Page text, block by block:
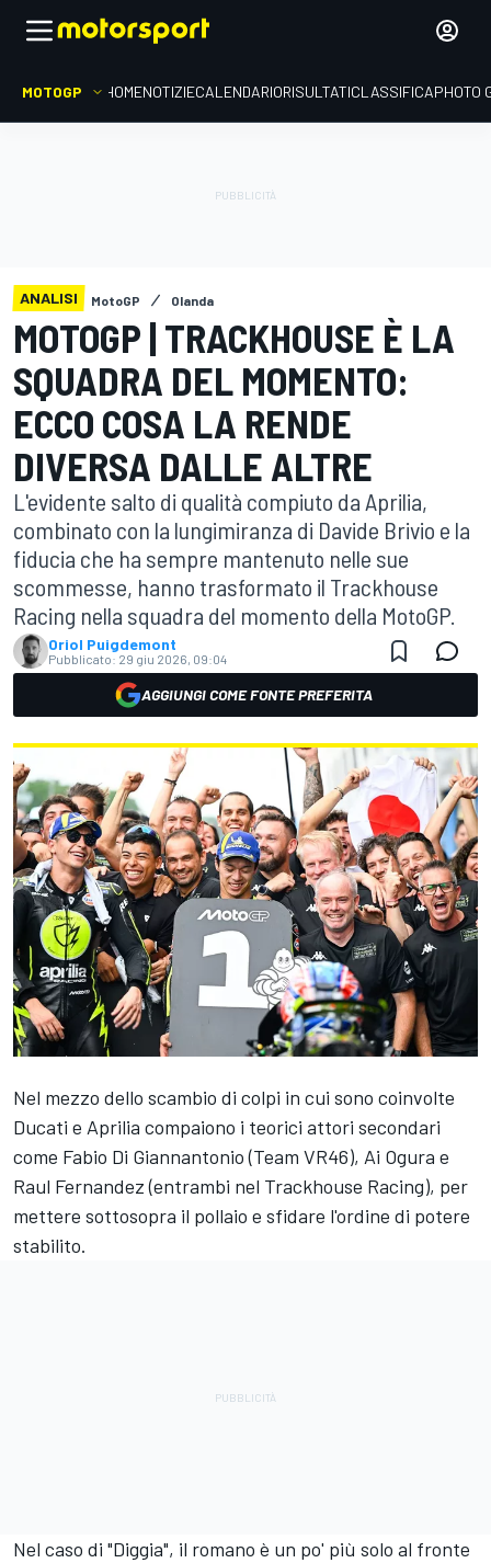
MOTOGP HOMENOTIZIECALENDARIORISULTATICLASSIFICAPHOTO
ANALISI MotoGP Olanda
MOTOGP | TRACKHOUSE È LA
SQUADRA DEL MOMENTO:
ECCO COSA LA RENDE
DIVERSA DALLE ALTRE
L'evidente salto di qualità compiuto da Aprilia,
combinato con la lungimiranza di Davide Brivio e la
fiducia che ha sempre mantenuto nelle sue
scommesse, hanno trasformato il Trackhouse
Racing nella squadra del momento della MotoGP.
Oriol Puigdemont
Pubblicato: 29 giu 2026, 09:04
AGGIUNGI COME FONTE PREFERITA
Nel mezzo dello scambio di colpi in cui sono coinvolte
Ducati e Aprilia compaiono i teorici attori secondari
come Fabio Di Giannantonio(Team VR46), Ai Ogura e
Raul Fernandez(entrambi nel Trackhouse Racing), per
mettere sottosopra il pollaio e sfidare l'ordine di potere
stabilito.
Nel caso di "Diggia", il romano è un po' più solo al fronte